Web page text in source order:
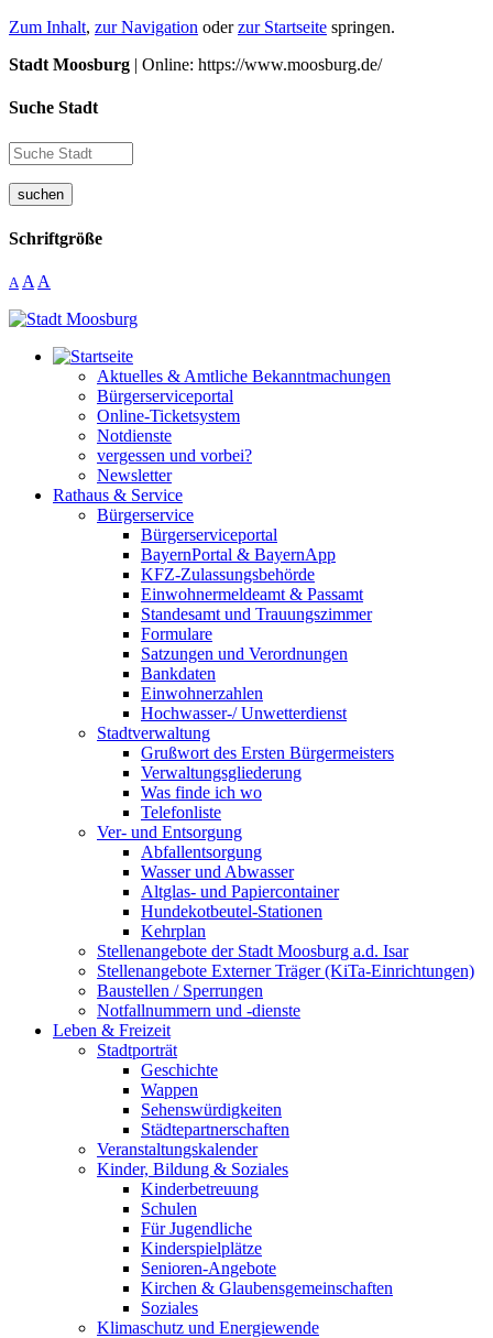
Zum Inhalt, zur Navigation oderzur Startseite springen.
Stadt Moosburg | Online: https://www.moosburg.de/
Suche Stadt
suchen
Schriftgröße
A A A
Aktuelles & Amtliche Bekanntmachungen
Bürgerserviceportal
Online-Ticketsystem
Notdienste
vergessen und vorbei?
Newsletter
Rathaus & Service
Bürgerservice
Bürgerserviceportal
BayernPortal & BayernApp
KFZ-Zulassungsbehörde
Einwohnermeldeamt & Passamt
Standesamt und Trauungszimmer
Formulare
Satzungen und Verordnungen
Bankdaten
Einwohnerzahlen
Hochwasser-/ Unwetterdienst
Stadtverwaltung
Grußwort des Ersten Bürgermeisters
Verwaltungsgliederung
Was finde ich wo
Telefonliste
Ver- und Entsorgung
Abfallentsorgung
Wasser und Abwasser
Altglas- und Papiercontainer
Hundekotbeutel-Stationen
Kehrplan
Stellenangebote der Stadt Moosburg a.d. Isar
Stellenangebote Externer Träger (KiTa-Einrichtungen)
Baustellen / Sperrungen
Notfallnummern und -dienste
Leben & Freizeit
Stadtporträt
Geschichte
Wappen
Sehenswürdigkeiten
Städtepartnerschaften
Veranstaltungskalender
Kinder, Bildung & Soziales
Kinderbetreuung
Schulen
Für Jugendliche
Kinderspielplätze
Senioren-Angebote
Kirchen & Glaubensgemeinschaften
Soziales
Klimaschutz und Energiewende